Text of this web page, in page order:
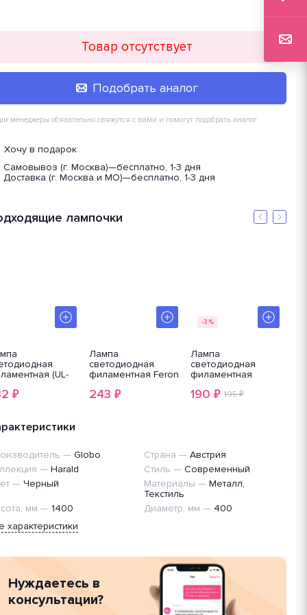
Товар отсутствует
Подобрать аналог
менеджеры обязательно свяжутся с вами и помогут подобрать аналог
Хочу в подарок
Самовывоз (г. Москва)—бесплатно, 1-3 дня
Доставка (г. Москва и МО)—бесплатно, 1-3 дня
лампочки
(UL-
3000K
3000K/E27/CL
₽
Лампа
светодиодная
филаментная Feron
243 ₽
-3%
Лампа
светодиодная
филаментная
4000К прозрачная
190 ₽ 195 ₽
— Globo Страна — Австрия
— Harald Стиль — Современный
— Черный Материалы — Металл,
Текстиль
мм — 1400 Диаметр, мм — 400
характеристики
Нуждаетесь в
консультации?